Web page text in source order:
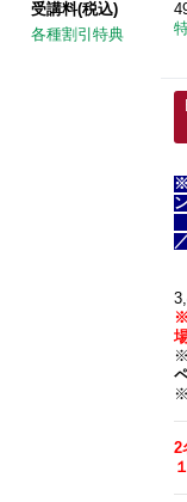
受講料(税込)
各種割引特典
※
※
2